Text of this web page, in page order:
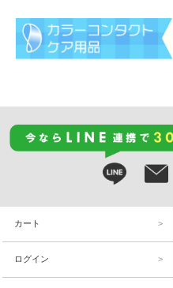
カート
ログイン